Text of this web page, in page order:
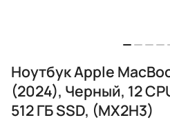
Ноутбук Apple
(2024), Черный, 12
512 ГБ SSD, (MX2H3)